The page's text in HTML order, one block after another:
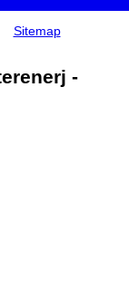
Sitemap
-